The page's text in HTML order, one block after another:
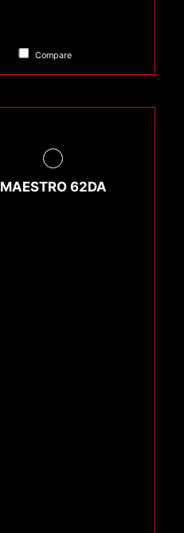
Compare
MAESTRO 62DA